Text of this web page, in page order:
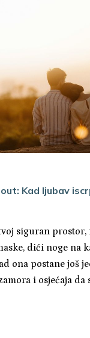
Kad ljubav
siguran prostor,
dići noge na
ona postane još
i osjećaja da